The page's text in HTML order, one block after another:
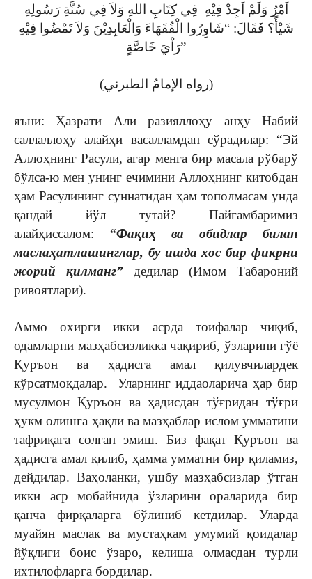
اَمْرٌ وَلَمْ اَجِدْ فِيْهِ فِي كِتَابِ اللهِ وَلاَ فِي سُنَّةِ رَسُولِهِ
شَيْأً؟ فَقَالَ: “شَاوِرُوا الْفُقَهَاءَ وَالْعَابِدِيْنَ وَلاَ تَمْضُوا فِيْهِ
رَاْيَ خَاصَّةٍ”
(رواه الإمامُ الطبرني)
яъни: Ҳазрати Али разияллоҳу анҳу Набий
саллаллоҳу алайҳи васалламдан сўрадилар: “Эй
Аллоҳнинг Расули, агар менга бир масала рўбарў
бўлса-ю мен унинг ечимини Аллоҳнинг китобдан
ҳам Расулининг суннатидан ҳам тополмасам унда
қандай йўл тутай? Пайғамбаримиз
алайҳиссалом: “Фақиҳ ва обидлар билан
маслаҳатлашинглар, бу ишда хос бир фикрни
жорий қилманг”дедилар (Имом Табароний
ривоятлари).
Аммо охирги икки асрда тоифалар чиқиб,
одамларни мазҳабсизликка чақириб, ўзларини гўё
Қуръон ва ҳадисга амал қилувчилардек
кўрсатмоқдалар. Уларнинг иддаоларича ҳар бир
мусулмон Қуръон ва ҳадисдан тўғридан тўғри
ҳукм олишга ҳақли ва мазҳаблар ислом умматини
тафриқага солган эмиш. Биз фақат Қуръон ва
ҳадисга амал қилиб, ҳамма умматни бир қиламиз,
дейдилар. Ваҳоланки, ушбу мазҳабсизлар ўтган
икки аср мобайнида ўзларини ораларида бир
қанча фирқаларга бўлиниб кетдилар. Уларда
муайян маслак ва мустаҳкам умумий қоидалар
йўқлиги боис ўзаро, келиша олмасдан турли
ихтилофларга бордилар.